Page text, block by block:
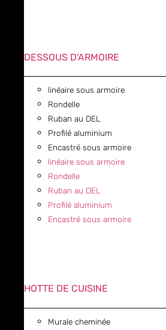
DESSOUS D'ARMOIRE
linéaire sous armoire
Rondelle
Ruban au DEL
Profilé aluminium
Encastré sous armoire
linéaire sous armoire
Rondelle
Ruban au DEL
Profilé aluminium
Encastré sous armoire
HOTTE DE CUISINE
Murale cheminée